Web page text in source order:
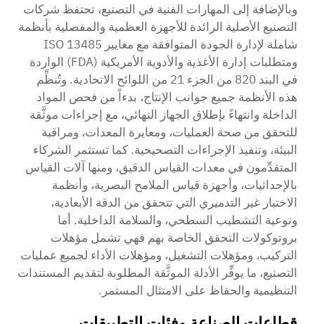
وبالإضافة إلى المهارات الفنية في التصنيع، تحتفظ شركات
التصنيع الأصلية الرائدة للأجهزة العظمية والمفصلية بأنظمة
شاملة لإدارة الجودة المتوافقة مع معايير ISO 13485
ومتطلبات إدارة الأغذية والأدوية الأمريكية (FDA) الواردة
في البند 820 من الجزء 21 من اللوائح الاتحادية. وتُنظِّم
هذه الأنظمة جميع جوانب الإنتاج، بدءاً من فحص المواد
الداخلة وانتهاءً بإطلاق الجهاز النهائي، مع إجراءات موثَّقة
للتحقق من صحة العمليات، ومعايرة المعدات، ومراقبة
البيئة، وتنفيذ الإجراءات التصحيحية. كما تستثمر الشركاء
المتقدِّمون في معدات القياس الدقيق، ومنها آلات القياس
بالإحداثيات، وأجهزة قياس الملامح البصرية، وأنظمة
الاختبار غير التدميري التي تتحقق من الدقة الأبعادية،
ونوعية التشطيب السطحي، والسلامة الداخلية. أما
بروتوكولات التحقق الخاصة بهم فهي تشمل مؤهلات
التركيب، ومؤهلات التشغيل، ومؤهلات الأداء لجميع عمليات
التصنيع، ما يوفِّر الأدلة الموثَّقة المطلوبة لتقديم المستندات
التنظيمية والحفاظ على الامتثال المستمر.